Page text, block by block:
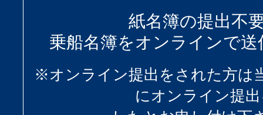
紙名簿の提出不
乗船名簿をオンラインで
※オンライン提出をされた方は
にオンライン提